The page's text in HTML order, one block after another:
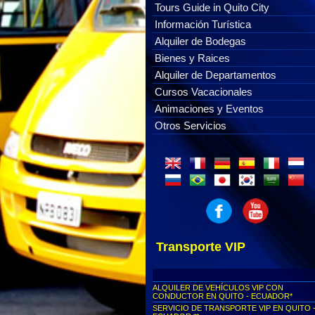
Tours Guide in Quito City
Información Turística
Alquiler de Bodegas
Bienes y Raices
Alquiler de Departamentos
Cursos Vacacionales
Animaciones y Eventos
Otros Servicios
Transporte VIP
ALQUILER DE VEHÍCULOS VIP CON
CONDUCTOR EN QUITO - ECUADOR*
SERVICIO DE TRANSPORTE VIP EN QUITO -